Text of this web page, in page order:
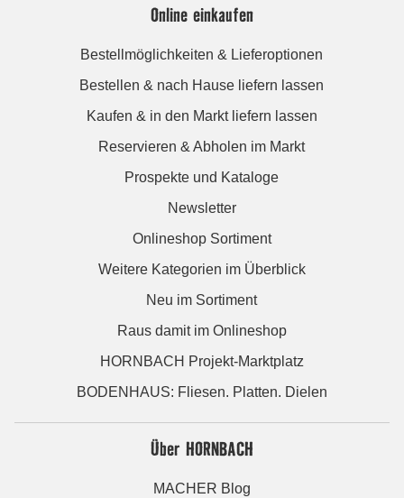
Online einkaufen
Bestellmöglichkeiten & Lieferoptionen
Bestellen & nach Hause liefern lassen
Kaufen & in den Markt liefern lassen
Reservieren & Abholen im Markt
Prospekte und Kataloge
Newsletter
Onlineshop Sortiment
Weitere Kategorien im Überblick
Neu im Sortiment
Raus damit im Onlineshop
HORNBACH Projekt-Marktplatz
BODENHAUS: Fliesen. Platten. Dielen
Über HORNBACH
MACHER Blog